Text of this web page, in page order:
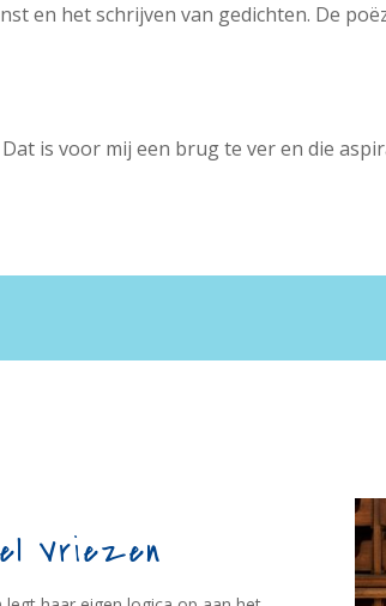
en het schrijven van gedichten. De
is voor mij een brug te ver en die
Vriezen